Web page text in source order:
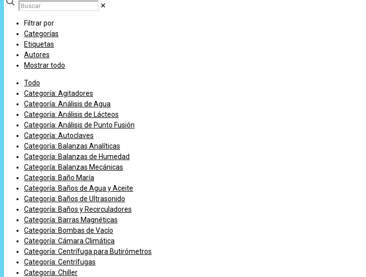
✕
Filtrar por
Categorías
Etiquetas
Autores
Mostrar todo
Todo
Categoría: Agitadores
Categoría: Análisis de Agua
Categoría: Análisis de Lácteos
Categoría: Análisis de Punto Fusión
Categoría: Autoclaves
Categoría: Balanzas Analíticas
Categoría: Balanzas de Humedad
Categoría: Balanzas Mecánicas
Categoría: Baño María
Categoría: Baños de Agua y Aceite
Categoría: Baños de Ultrasonido
Categoría: Baños y Recirculadores
Categoría: Barras Magnéticas
Categoría: Bombas de Vacío
Categoría: Cámara Climática
Categoría: Centrífuga para Butirómetros
Categoría: Centrífugas
Categoría: Chiller